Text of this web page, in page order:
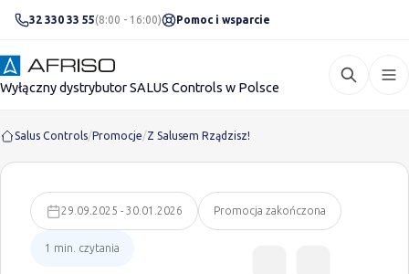
32 330 33 55(8:00 - 16:00) Pomoc i wsparcie
Wyłączny dystrybutor SALUS Controls w Polsce
Salus Controls/ Promocje/Z Salusem Rządzisz!
29.09.2025 - 30.01.2026 Promocja zakończona
1 min. czytania